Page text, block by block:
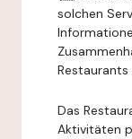
solchen
Restaurants
Das
Aktivitäten